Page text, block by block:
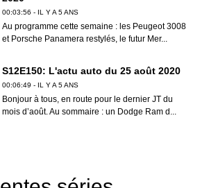
00:03:56 - IL Y A 5 ANS
Au programme cette semaine : les Peugeot 3008
et Porsche Panamera restylés, le futur Mer...
S12E150: L'actu auto du 25 août 2020
00:06:49 - IL Y A 5 ANS
Bonjour à tous, en route pour le dernier JT du
mois d’août. Au sommaire : un Dodge Ram d...